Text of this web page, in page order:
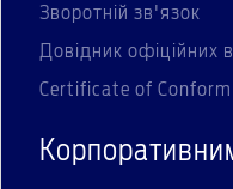
Зворотній зв'язок
Довідник офіційних
Certificate of